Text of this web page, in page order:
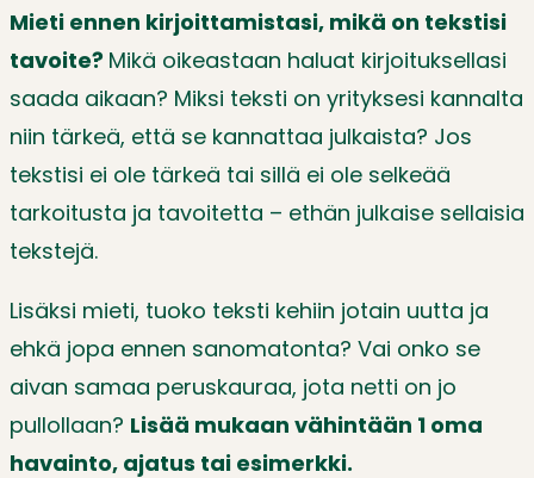
Mieti ennen kirjoittamistasi, mikä on tekstisi
tavoite? Mikä oikeastaan haluat kirjoituksellasi
saada aikaan? Miksi teksti on yrityksesi kannalta
niin tärkeä, että se kannattaa julkaista? Jos
tekstisi ei ole tärkeä tai sillä ei ole selkeää
tarkoitusta ja tavoitetta – ethän julkaise sellaisia
tekstejä.
Lisäksi mieti, tuoko teksti kehiin jotain uutta ja
ehkä jopa ennen sanomatonta? Vai onko se
aivan samaa peruskauraa, jota netti on jo
pullollaan? Lisää mukaan vähintään 1 oma
havainto, ajatus tai esimerkki.